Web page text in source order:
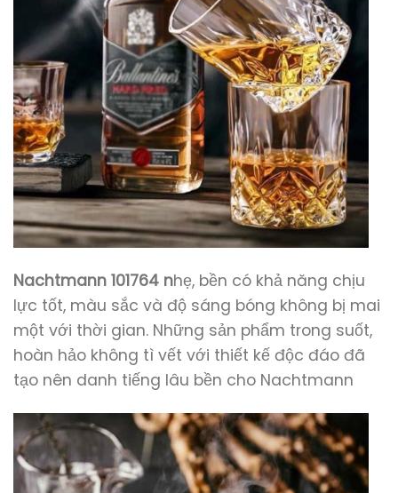
Nachtmann 101764 nhẹ, bền có khả năng chịu
lực tốt, màu sắc và độ sáng bóng không bị mai
một với thời gian. Những sản phẩm trong suốt,
hoàn hảo không tì vết với thiết kế độc đáo đã
tạo nên danh tiếng lâu bền cho Nachtmann